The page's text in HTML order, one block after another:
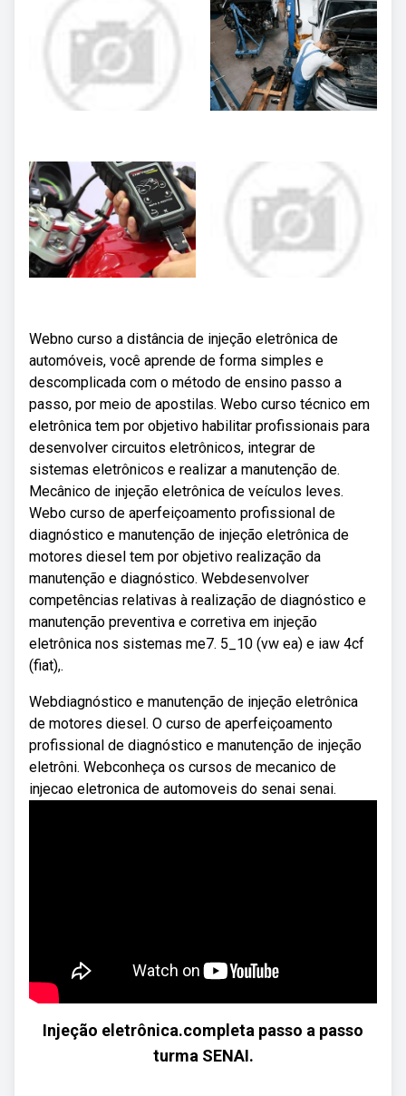
Webno curso a distância de injeção eletrônica de
automóveis, você aprende de forma simples e
descomplicada com o método de ensino passo a
passo, por meio de apostilas. Webo curso técnico em
eletrônica tem por objetivo habilitar profissionais para
desenvolver circuitos eletrônicos, integrar de
sistemas eletrônicos e realizar a manutenção de.
Mecânico de injeção eletrônica de veículos leves.
Webo curso de aperfeiçoamento profissional de
diagnóstico e manutenção de injeção eletrônica de
motores diesel tem por objetivo realização da
manutenção e diagnóstico. Webdesenvolver
competências relativas à realização de diagnóstico e
manutenção preventiva e corretiva em injeção
eletrônica nos sistemas me7. 5_10 (vw ea) e iaw 4cf
(fiat),.
Webdiagnóstico e manutenção de injeção eletrônica
de motores diesel. O curso de aperfeiçoamento
profissional de diagnóstico e manutenção de injeção
eletrôni. Webconheça os cursos de mecanico de
injecao eletronica de automoveis do senai senai.
Injeção eletrônica.completa passo a passo
turma SENAI.